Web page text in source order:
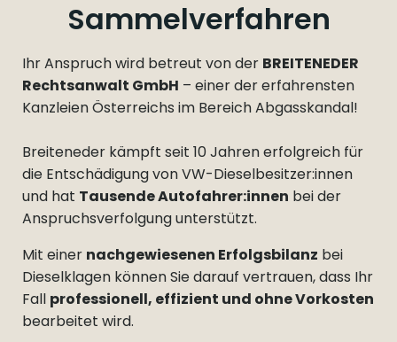
Sammelverfahren
Ihr Anspruch wird betreut von der BREITENEDER
Rechtsanwalt GmbH – einer der erfahrensten
Kanzleien Österreichs im Bereich Abgasskandal!
Breiteneder kämpft seit 10 Jahren erfolgreich für
die Entschädigung von VW-Dieselbesitzer:innen
und hat Tausende Autofahrer:innen bei der
Anspruchsverfolgung unterstützt.
Mit einer nachgewiesenen Erfolgsbilanz bei
Dieselklagen können Sie darauf vertrauen, dass Ihr
Fall professionell, effizient und ohne Vorkosten
bearbeitet wird.